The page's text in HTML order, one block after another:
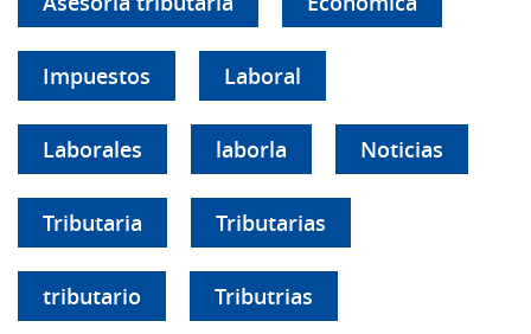
Impuestos Laboral
Laborales laborla Noticias
Tributaria Tributarias
tributario Tributrias